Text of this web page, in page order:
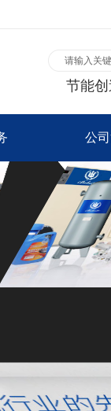
节能
公